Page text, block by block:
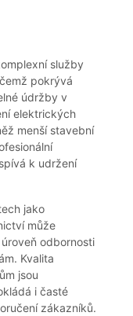
služby
pokrývá
údržby v
elektrických
menší stavební
k udržení
jako
může
odbornosti
Kvalita
jsou
i časté
zákazníků.